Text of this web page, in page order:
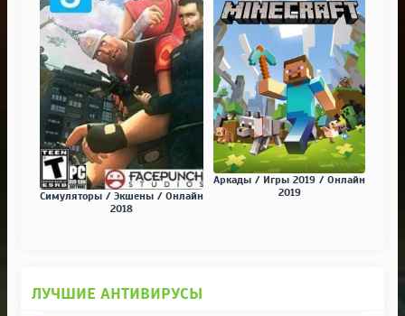
Симуляторы / Экшены / Онлайн
2018
Аркады / Игры 2019 / Онлайн
2019
ЛУЧШИЕ АНТИВИРУСЫ